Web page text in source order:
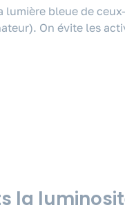
bleue de
On évite les
la